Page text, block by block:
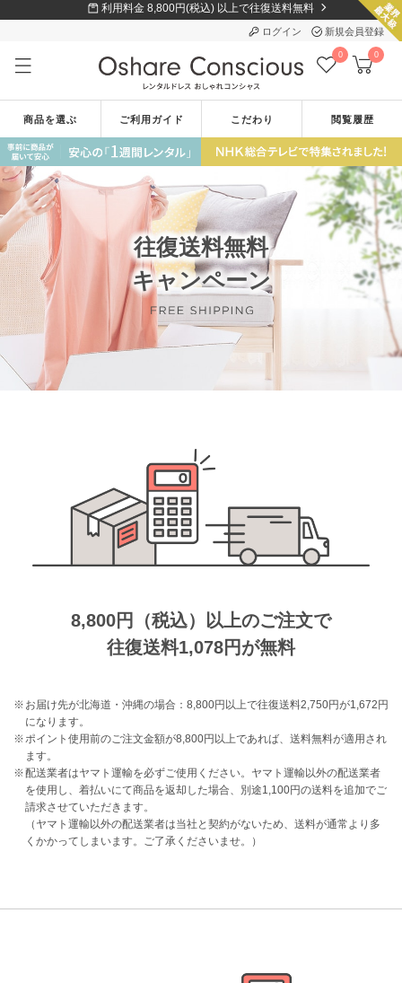
利用料金 8,800円(税込) 以上で往復送料無料
ログイン 新規会員登録
0 0
商品を選ぶ ご利用ガイド こだわり 閲覧履歴
往復送料無料
キャンペーン
8,800円（税込）以上のご注文で
往復送料1,078円が無料
お届け先が北海道・沖縄の場合：8,800円以上で往復送料2,750円が1,672円
になります。
ポイント使用前のご注文金額が8,800円以上であれば、送料無料が適用され
ます。
配送業者はヤマト運輸を必ずご使用ください。ヤマト運輸以外の配送業者
を使用し、着払いにて商品を返却した場合、別途1,100円の送料を追加でご
請求させていただきます。
（ヤマト運輸以外の配送業者は当社と契約がないため、送料が通常より多
くかかってしまいます。ご了承くださいませ。）